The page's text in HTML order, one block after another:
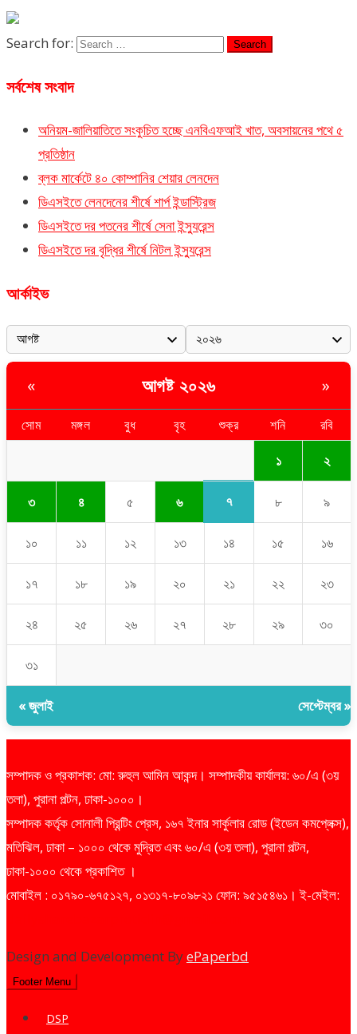
Search for:
সর্বশেষ সংবাদ
অনিয়ম-জালিয়াতিতে সংকুচিত হচ্ছে এনবিএফআই খাত, অবসায়নের পথে ৫
প্রতিষ্ঠান
ব্লক মার্কেটে ৪০ কোম্পানির শেয়ার লেনদেন
ডিএসইতে লেনদেনের শীর্ষে শার্প ইন্ডাস্ট্রিজ
ডিএসইতে দর পতনের শীর্ষে সেনা ইন্স্যুরেন্স
ডিএসইতে দর বৃদ্ধির শীর্ষে নিটল ইন্স্যুরেন্স
আর্কাইভ
« আগষ্ট ২০২৬ »
সোম মঙ্গল বুধ বৃহ শুক্র শনি রবি
১ ২
৩ ৪ ৫ ৬ ৭ ৮ ৯
১০ ১১ ১২ ১৩ ১৪ ১৫ ১৬
১৭ ১৮ ১৯ ২০ ২১ ২২ ২৩
২৪ ২৫ ২৬ ২৭ ২৮ ২৯ ৩০
৩১
« জুলাই সেপ্টেম্বর »
সম্পাদক ও প্রকাশক: মো: রুহুল আমিন আকন্দ। সম্পাদকীয় কার্যালয়: ৬০/এ (৩য়
তলা), পুরানা পল্টন, ঢাকা-১০০০।
সম্পাদক কর্তৃক সোনালী প্রিন্টিং প্রেস, ১৬৭ ইনার সার্কুলার রোড (ইডেন কমপ্লেক্স),
মতিঝিল, ঢাকা – ১০০০ থেকে মুদ্রিত এবং ৬০/এ (৩য় তলা), পুরানা পল্টন,
ঢাকা-১০০০ থেকে প্রকাশিত ।
মোবাইল : ০১৭৯০-৬৭৫১২৭, ০১৩১৭-৮০৯৮২১ ফোন: ৯৫১৫৪৬১। ই-মেইল:
Design and Development ByePaperbd
Footer Menu
DSP